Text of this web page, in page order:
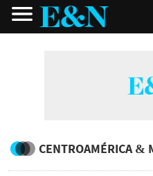
CENTROAMÉRICA &